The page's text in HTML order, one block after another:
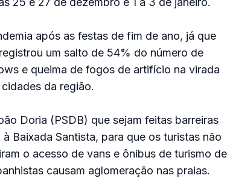
após as festas de fim de ano, já que
um salto de 54% do número de
e queima de fogos de artifício na virada
da região.
Doria (PSDB) que sejam feitas barreiras
Baixada Santista, para que os turistas não
o acesso de vans e ônibus de turismo de
causam aglomeração nas praias.